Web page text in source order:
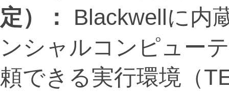
定）
：
Blackwellに内
ンシャルコンピュー
頼できる実行環境（